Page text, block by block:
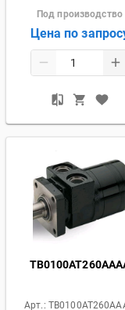
Под производство
Цена по
Арт.: